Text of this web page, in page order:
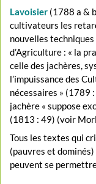
Lavoisier (1788 a &
cultivateurs les
nouvelles
d’Agriculture : « la
celle des jachères,
l’impuissance des
nécessaires » (1789
jachère « suppose
(1813 : 49) (voir
Tous les textes qui
(pauvres et
peuvent se